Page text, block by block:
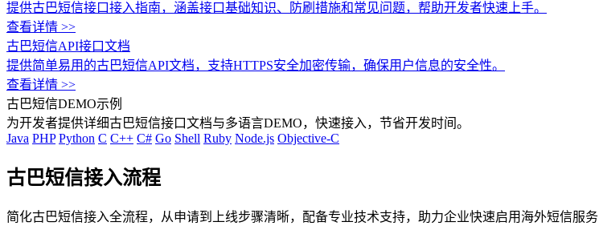
提供古巴短信接口接入指南，涵盖接口基础知识、防刷措施和常见问题，帮助开发者快速上手。
查看详情 >>
古巴短信API接口文档
提供简单易用的古巴短信API文档，支持HTTPS安全加密传输，确保用户信息的安全性。
查看详情 >>
古巴短信DEMO示例
为开发者提供详细古巴短信接口文档与多语言DEMO，快速接入，节省开发时间。
Java PHP Python C C++ C# Go Shell Ruby Node.js Objective-C
古巴短信接入流程
简化古巴短信接入全流程，从申请到上线步骤清晰，配备专业技术支持，助力企业快速启用海外短信服务